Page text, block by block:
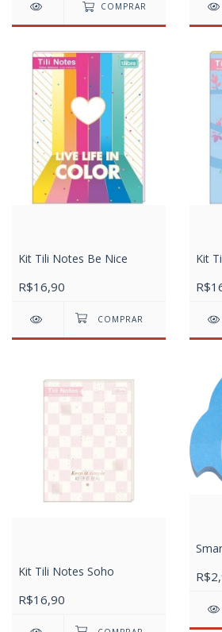
COMPRAR
Kit Tili Notes Be Nice
R$16,90
Kit
Kit Tili Notes Soho
R$16,90